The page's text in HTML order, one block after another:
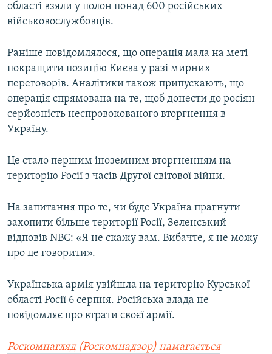
області взяли у полон понад 600 російських
військовослужбовців.
Раніше повідомлялося, що операція мала на меті
покращити позицію Києва у разі мирних
переговорів. Аналітики також припускають, що
операція спрямована на те, щоб донести до росіян
серйозність неспровокованого вторгнення в
Україну.
Це стало першим іноземним вторгненням на
територію Росії з часів Другої світової війни.
На запитання про те, чи буде Україна прагнути
захопити більше території Росії, Зеленський
відповів NBC: «Я не скажу вам. Вибачте, я не можу
про це говорити».
Українська армія увійшла на територію Курської
області Росії 6 серпня. Російська влада не
повідомляє про втрати своєї армії.
Роскомнагляд (Роскомнадзор) намагається